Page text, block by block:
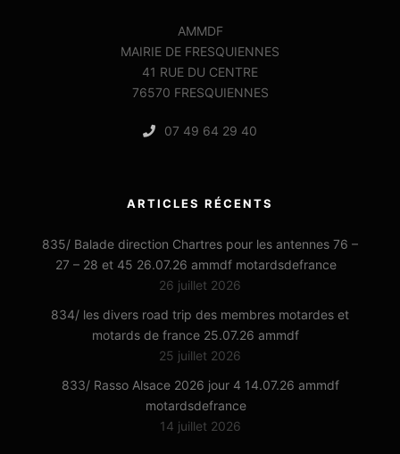
AMMDF
MAIRIE DE FRESQUIENNES
41 RUE DU CENTRE
76570 FRESQUIENNES
07 49 64 29 40
ARTICLES RÉCENTS
835/ Balade direction Chartres pour les antennes 76 –
27 – 28 et 45 26.07.26 ammdf motardsdefrance
26 juillet 2026
834/ les divers road trip des membres motardes et
motards de france 25.07.26 ammdf
25 juillet 2026
833/ Rasso Alsace 2026 jour 4 14.07.26 ammdf
motardsdefrance
14 juillet 2026